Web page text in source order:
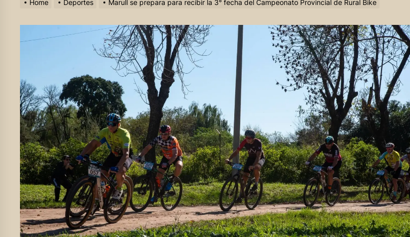
Home Deportes Marull se prepara para recibir la 3° fecha del Campeonato Provincial de Rural Bike